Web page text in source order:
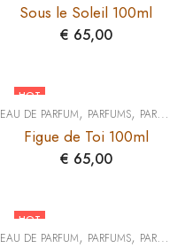
Sous le Soleil 100ml
€ 65,00
HOT
EAU DE PARFUM, PARFUMS, PARFUMS 100 ML
Figue de Toi 100ml
€ 65,00
HOT
EAU DE PARFUM, PARFUMS, PARFUMS 100 ML